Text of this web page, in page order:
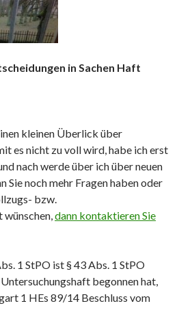
in Sachen Haft
kleinen Überlick über
es nicht zu voll wird, habe ich erst
nach werde über ich über neuen
Sie noch mehr Fragen haben oder
bzw.
dann kontaktieren Sie
1 StPO ist § 43 Abs. 1 StPO
begonnen hat,
1 HEs 89/14 Beschluss vom